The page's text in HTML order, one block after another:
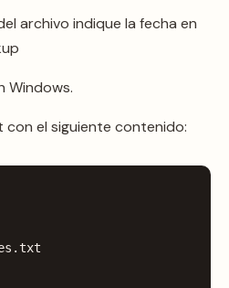
archivo indique la fecha en
Windows.
con el siguiente contenido:
. txt